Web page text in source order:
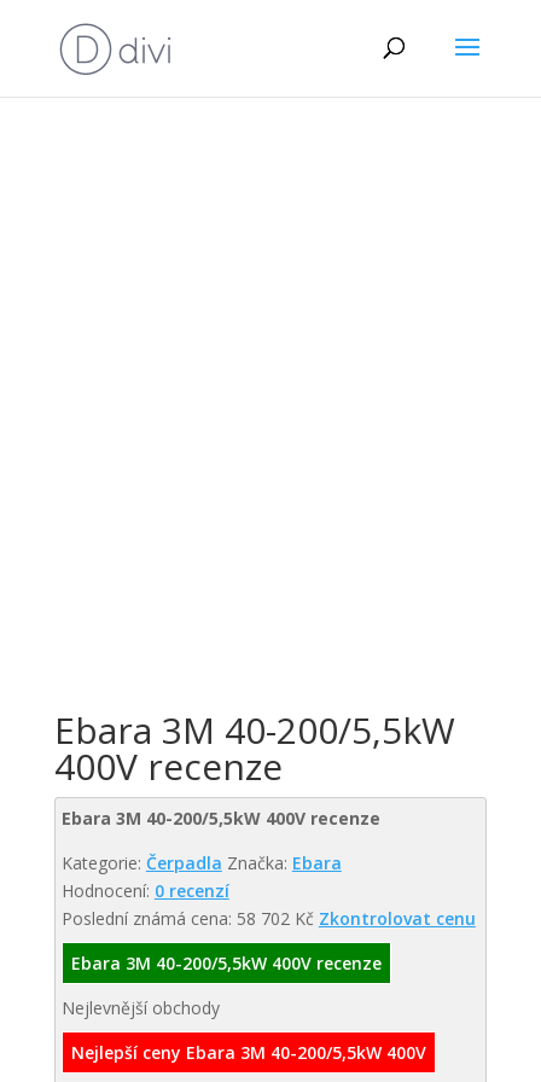
Ebara 3M 40-200/5,5kW
400V recenze
Ebara 3M 40-200/5,5kW 400V recenze
Kategorie: Čerpadla Značka: Ebara
Hodnocení: 0 recenzí
Poslední známá cena: 58 702 Kč Zkontrolovat cenu
Ebara 3M 40-200/5,5kW 400V recenze
Nejlevnější obchody
Nejlepší ceny Ebara 3M 40-200/5,5kW 400V